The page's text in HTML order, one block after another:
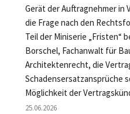
Gerät der Auftragnehmer in
die Frage nach den
Teil der Miniserie „Fristen“
Borschel, Fachanwalt für
Architektenrecht, die
Schadensersatzansprüche
Möglichkeit der
25.06.2026